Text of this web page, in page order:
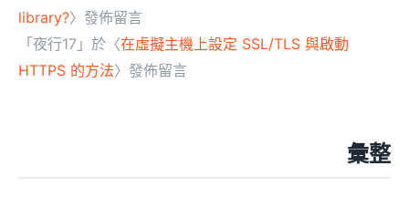
library?〉發佈留言
「 夜行17 」於〈在虛擬主機上設定 SSL/TLS 與啟動
HTTPS 的方法〉發佈留言
彙整